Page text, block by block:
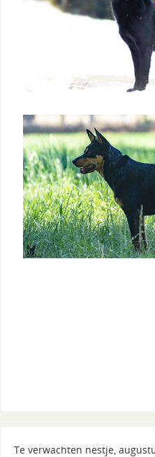
Te verwachten nestje,